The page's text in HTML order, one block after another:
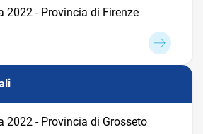
2022 - Provincia di Firenze
2022 - Provincia di Grosseto